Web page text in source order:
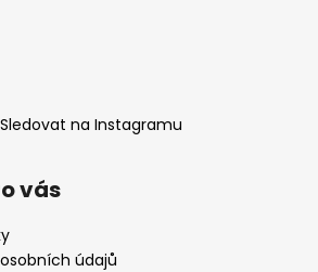
Sledovat na Instagramu
vás
údajů